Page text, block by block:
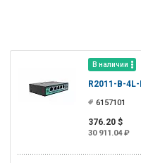
В наличии
R2011-B-4L-
6157101
376.20 $
30 911.04 ₽